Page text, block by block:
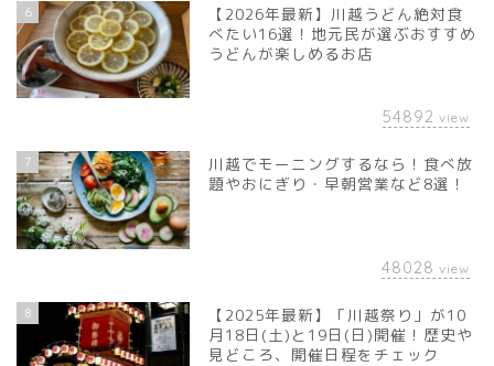
6
【2026年最新】川越うどん絶対食
べたい16選！地元民が選ぶおすすめ
うどんが楽しめるお店
54892 view
7
川越でモーニングするなら！食べ放
題やおにぎり・早朝営業など8選！
48028 view
8
【2025年最新】「川越祭り」が10
月18日(土)と19日(日)開催！歴史や
見どころ、開催日程をチェック